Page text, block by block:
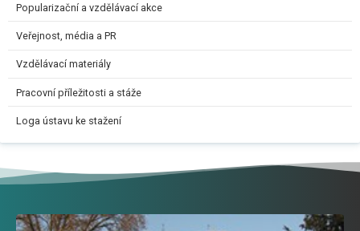
Popularizační a vzdělávací akce
Veřejnost, média a PR
Vzdělávací materiály
Pracovní příležitosti a stáže
Loga ústavu ke stažení